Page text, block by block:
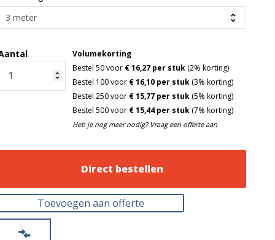
Volumekorting
Bestel 50 voor € 16,27 per stuk (2% korting)
Bestel 100 voor € 16,10 per stuk (3% korting)
Bestel 250 voor € 15,77 per stuk (5% korting)
Bestel 500 voor € 15,44 per stuk (7% korting)
Heb je nog meer nodig? Vraag een offerte aan
Direct bestellen
Toevoegen aan offerte